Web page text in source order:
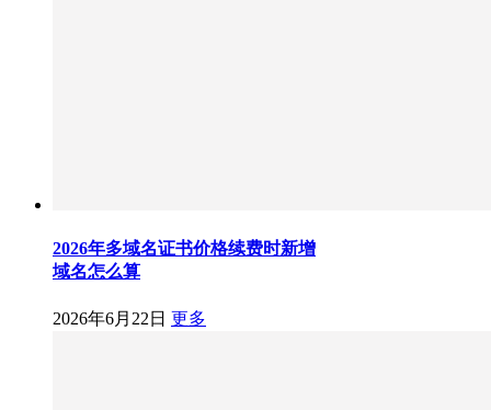
2026年多域名证书价格续费时新增
域名怎么算
2026年6月22日 更多